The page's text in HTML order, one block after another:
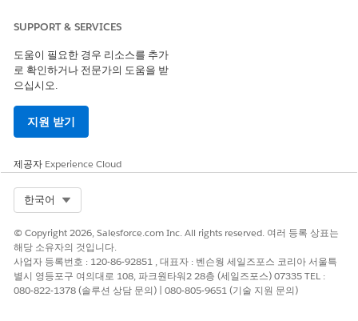
예
SUPPORT & SERVICES
도움이 필요한 경우 리소스를 추가
로 확인하거나 전문가의 도움을 받
으십시오.
지원 받기
제공자 Experience Cloud
한국어
© Copyright 2026, Salesforce.com Inc. All rights reserved. 여러 등록 상표는
해당 소유자의 것입니다.
사업자 등록번호 : 120-86-92851 , 대표자 : 벤슨웡 세일즈포스 코리아 서울특
별시 영등포구 여의대로 108, 파크원타워2 28층 (세일즈포스) 07335 TEL :
080-822-1378 (솔루션 상담 문의) | 080-805-9651 (기술 지원 문의)